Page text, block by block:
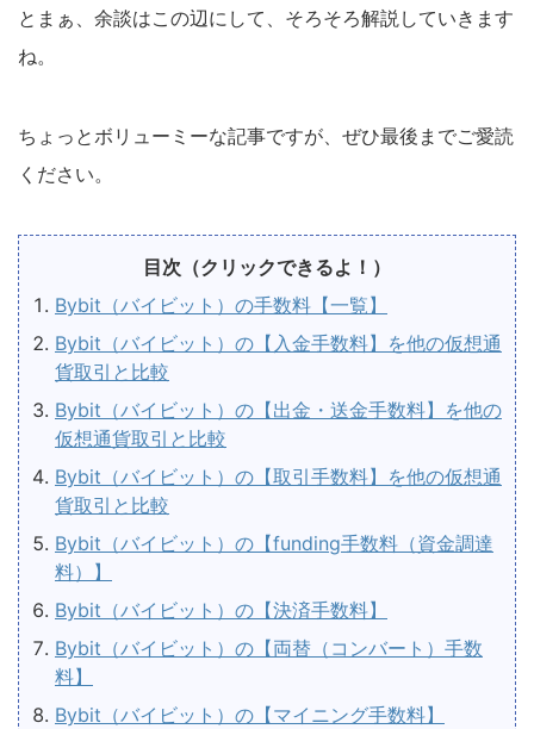
とまぁ、余談はこの辺にして、そろそろ解説していきます
ね。
ちょっとボリューミーな記事ですが、ぜひ最後までご愛読
ください。
目次（クリックできるよ！）
Bybit（バイビット）の手数料【一覧】
Bybit（バイビット）の【入金手数料】を他の仮想通
貨取引と比較
Bybit（バイビット）の【出金・送金手数料】を他の
仮想通貨取引と比較
Bybit（バイビット）の【取引手数料】を他の仮想通
貨取引と比較
Bybit（バイビット）の【funding手数料（資金調達
料）】
Bybit（バイビット）の【決済手数料】
Bybit（バイビット）の【両替（コンバート）手数
料】
Bybit（バイビット）の【マイニング手数料】